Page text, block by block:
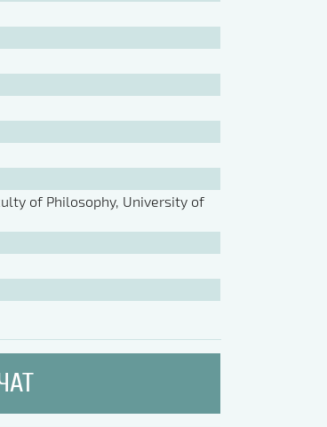
of Philosophy, University of